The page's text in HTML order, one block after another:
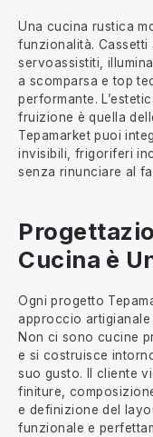
Una cucina rustica
funzionalità. Cassetti
servoassistiti,
a scomparsa e top
performante.
fruizione è quella
Tepamarket puoi
invisibili, frigoriferi
senza rinunciare al
Cucina è
Ogni progetto
approccio
Non ci sono cucine
e si costruisce
suo gusto. Il cliente
finiture,
e definizione del
funzionale e